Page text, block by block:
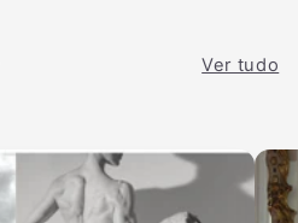
Ver tudo